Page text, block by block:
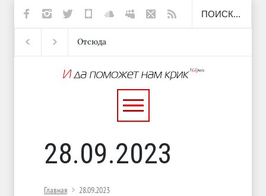
Отсюда
28.09.2023
Главная 28.09.2023